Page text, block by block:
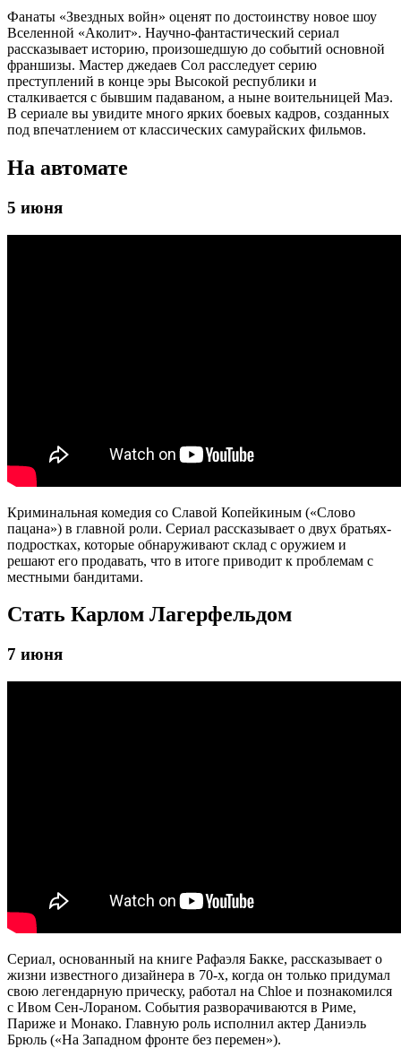
Фанаты «Звездных войн» оценят по достоинству новое шоу
Вселенной «Аколит». Научно-фантастический сериал
рассказывает историю, произошедшую до событий основной
франшизы. Мастер джедаев Сол расследует серию
преступлений в конце эры Высокой республики и
сталкивается с бывшим падаваном, а ныне воительницей Маэ.
В сериале вы увидите много ярких боевых кадров, созданных
под впечатлением от классических самурайских фильмов.
На автомате
5 июня
Криминальная комедия со Славой Копейкиным («Слово
пацана») в главной роли. Сериал рассказывает о двух братьях-
подростках, которые обнаруживают склад с оружием и
решают его продавать, что в итоге приводит к проблемам с
местными бандитами.
Стать Карлом Лагерфельдом
7 июня
Сериал, основанный на книге Рафаэля Бакке, рассказывает о
жизни известного дизайнера в 70-х, когда он только придумал
свою легендарную прическу, работал на Chloe и познакомился
с Ивом Сен-Лораном. События разворачиваются в Риме,
Париже и Монако. Главную роль исполнил актер Даниэль
Брюль («На Западном фронте без перемен»).